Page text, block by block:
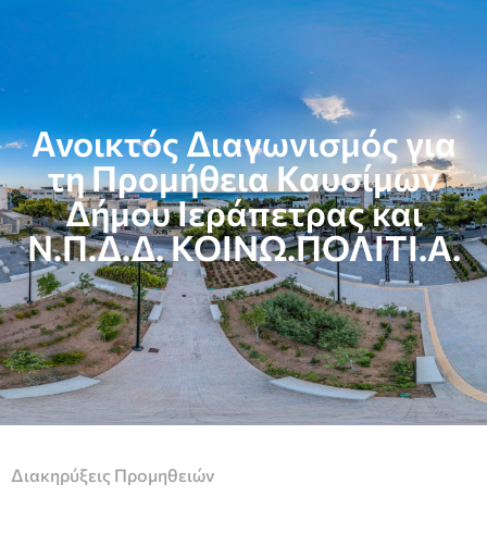
Ανοικτός Διαγωνισμός για
τη Προμήθεια Καυσίμων
Δήμου Ιεράπετρας και
Ν.Π.Δ.Δ. ΚΟΙΝΩ.ΠΟΛΙΤΙ.Α.
Διακηρύξεις Προμηθειών